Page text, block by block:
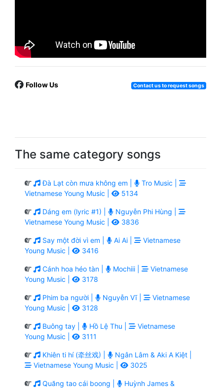
Follow Us Contact us to request songs
The same category songs
Đà Lạt còn mưa không em |
Tro Music |
Vietnamese Young Music |
5134
Dáng em (lyric #1) |
Nguyễn Phi Hùng |
Vietnamese Young Music |
3836
Say một đời vì em | Ai Ai |
Vietnamese
Young Music |
3416
Cánh hoa héo tàn | Mochiii |
Vietnamese
Young Music |
3178
Phim ba người | Nguyễn Vĩ |
Vietnamese
Young Music |
3128
Buông tay | Hồ Lệ Thu |
Vietnamese
Young Music |
3111
Khiên ti hí (牵丝戏) |
Ngân Lâm & Aki A Kiệt |
Vietnamese Young Music |
3025
Quăng tao cái boong |
Huỳnh James &